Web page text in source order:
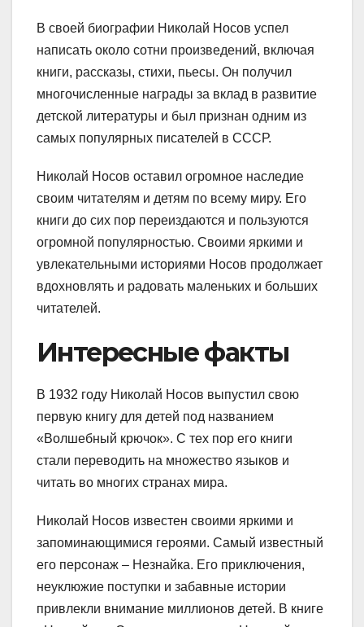
В своей биографии Николай Носов успел
написать около сотни произведений, включая
книги, рассказы, стихи, пьесы. Он получил
многочисленные награды за вклад в развитие
детской литературы и был признан одним из
самых популярных писателей в СССР.
Николай Носов оставил огромное наследие
своим читателям и детям по всему миру. Его
книги до сих пор переиздаются и пользуются
огромной популярностью. Своими яркими и
увлекательными историями Носов продолжает
вдохновлять и радовать маленьких и больших
читателей.
Интересные факты
В 1932 году Николай Носов выпустил свою
первую книгу для детей под названием
«Волшебный крючок». С тех пор его книги
стали переводить на множество языков и
читать во многих странах мира.
Николай Носов известен своими яркими и
запоминающимися героями. Самый известный
его персонаж – Незнайка. Его приключения,
неуклюжие поступки и забавные истории
привлекли внимание миллионов детей. В книге